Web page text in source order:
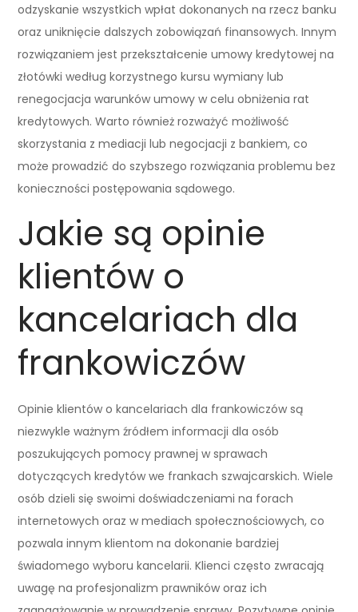
odzyskanie wszystkich wpłat dokonanych na rzecz banku
oraz uniknięcie dalszych zobowiązań finansowych. Innym
rozwiązaniem jest przekształcenie umowy kredytowej na
złotówki według korzystnego kursu wymiany lub
renegocjacja warunków umowy w celu obniżenia rat
kredytowych. Warto również rozważyć możliwość
skorzystania z mediacji lub negocjacji z bankiem, co
może prowadzić do szybszego rozwiązania problemu bez
konieczności postępowania sądowego.
Jakie są opinie
klientów o
kancelariach dla
frankowiczów
Opinie klientów o kancelariach dla frankowiczów są
niezwykle ważnym źródłem informacji dla osób
poszukujących pomocy prawnej w sprawach
dotyczących kredytów we frankach szwajcarskich. Wiele
osób dzieli się swoimi doświadczeniami na forach
internetowych oraz w mediach społecznościowych, co
pozwala innym klientom na dokonanie bardziej
świadomego wyboru kancelarii. Klienci często zwracają
uwagę na profesjonalizm prawników oraz ich